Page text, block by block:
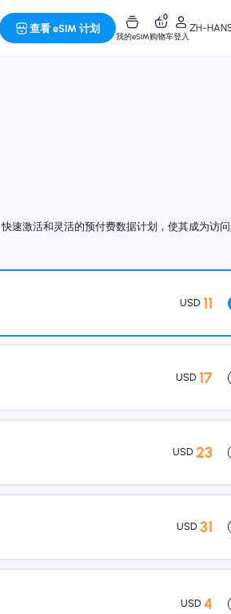
查看 eSIM 计划
我的eSIM
0
购物车登入
ZH-
速激活和灵活的预付费数据计划，使其成为访
USD 11
USD 17
USD 23
USD 31
USD 4